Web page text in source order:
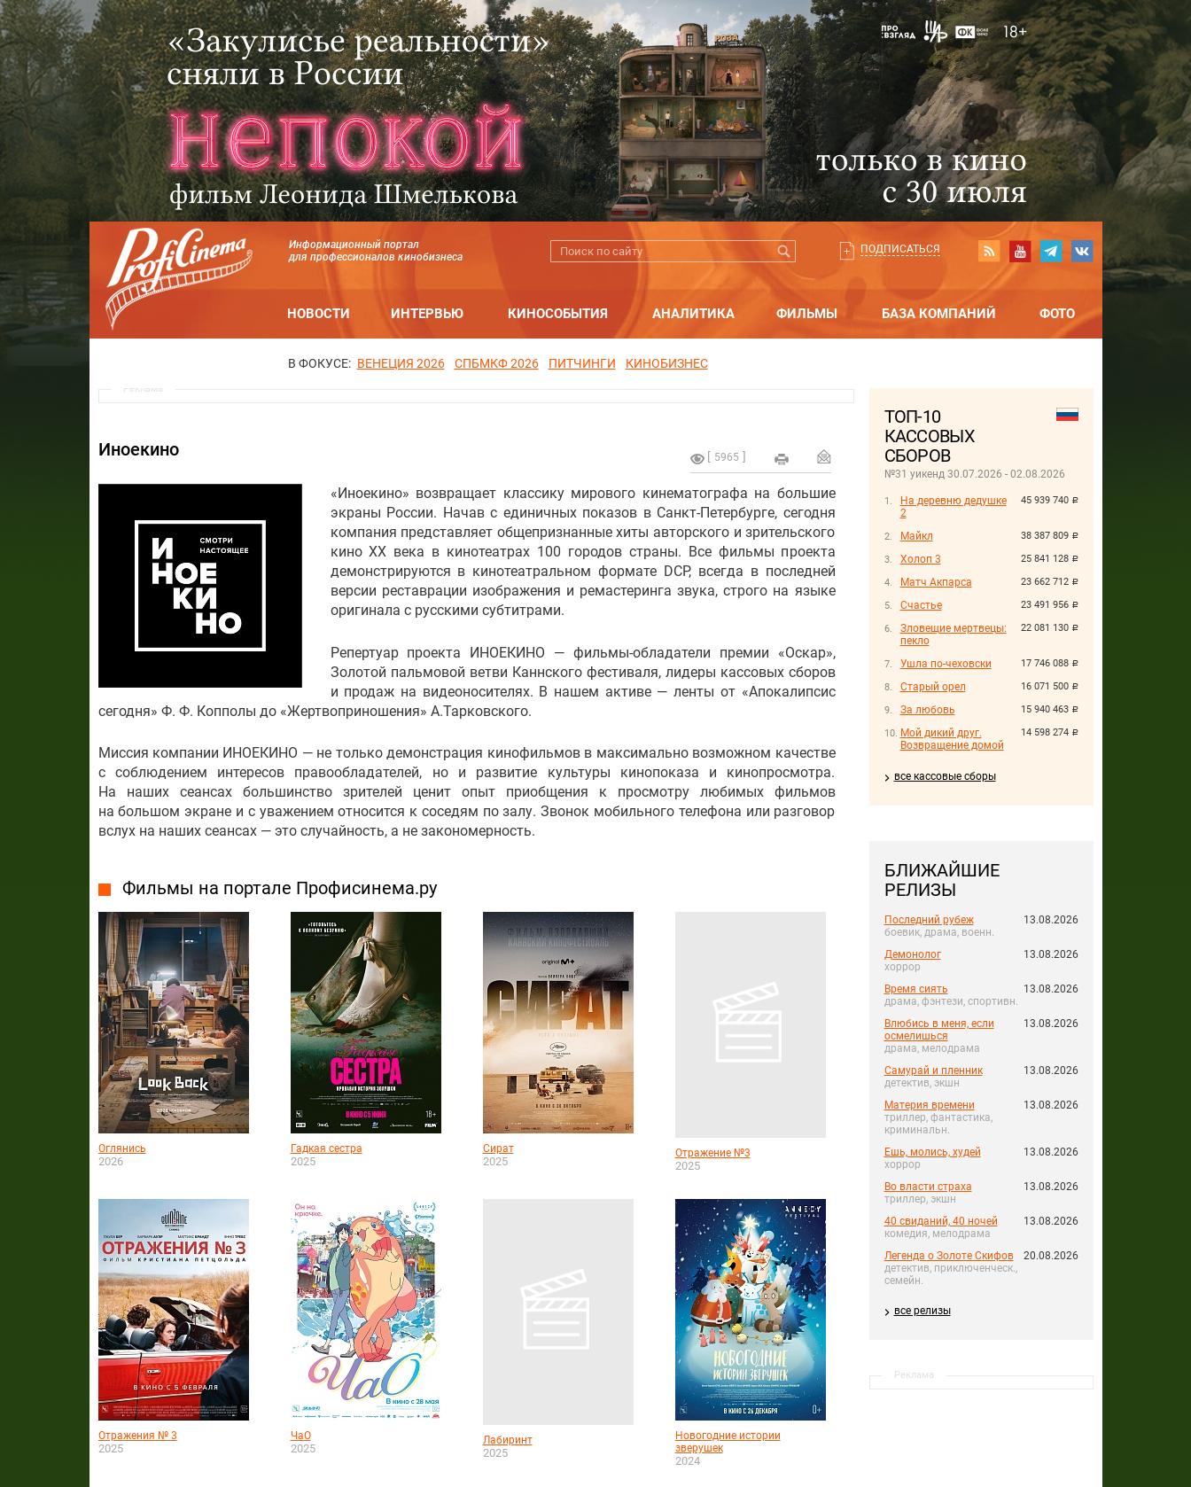
Информационный портал
для профессионалов кинобизнеса
ПОДПИСАТЬСЯ
НОВОСТИ ИНТЕРВЬЮ КИНОСОБЫТИЯ АНАЛИТИКА ФИЛЬМЫ БАЗА КОМПАНИЙ ФОТО
В ФОКУСЕ: ВЕНЕЦИЯ 2026 СПБМКФ 2026 ПИТЧИНГИ КИНОБИЗНЕС
ТОП-10
КАССОВЫХ
СБОРОВ
№31 уикенд 30.07.2026 - 02.08.2026
45 939 740 руб.
На деревню дедушке
2
38 387 809 руб.
Майкл
25 841 128 руб.
Холоп 3
23 662 712 руб.
Матч Акпарса
23 491 956 руб.
Счастье
22 081 130 руб.
Зловещие мертвецы:
пекло
17 746 088 руб.
Ушла по-чеховски
16 071 500 руб.
Старый орел
15 940 463 руб.
За любовь
14 598 274 руб.
Мой дикий друг.
Возвращение домой
все кассовые сборы
БЛИЖАЙШИЕ
РЕЛИЗЫ
Последний рубеж
боевик, драма, военн.
13.08.2026
Демонолог
хоррор
13.08.2026
Время сиять
драма, фэнтези, спортивн.
13.08.2026
Влюбись в меня, если
осмелишься
драма, мелодрама
13.08.2026
Самурай и пленник
детектив, экшн
13.08.2026
Материя времени
триллер, фантастика,
криминальн.
13.08.2026
Ешь, молись, худей
хоррор
13.08.2026
Во власти страха
триллер, экшн
13.08.2026
40 свиданий, 40 ночей
комедия, мелодрама
13.08.2026
Легенда о Золоте Скифов
детектив, приключенческ.,
семейн.
20.08.2026
все релизы
Реклама
Реклама
5965
Иноекино
«Иноекино» возвращает классику мирового кинематографа на большие
экраны России. Начав с единичных показов в Санкт-Петербурге, сегодня
компания представляет общепризнанные хиты авторского и зрительского
кино XX века в кинотеатрах 100 городов страны. Все фильмы проекта
демонстрируются в кинотеатральном формате DCP, всегда в последней
версии реставрации изображения и ремастеринга звука, строго на языке
оригинала с русскими субтитрами.
Репертуар проекта ИНОЕКИНО — фильмы-обладатели премии «Оскар»,
Золотой пальмовой ветви Каннского фестиваля, лидеры кассовых сборов
и продаж на видеоносителях. В нашем активе — ленты от «Апокалипсис
сегодня» Ф. Ф. Копполы до «Жертвоприношения» А.Тарковского.
Миссия компании ИНОЕКИНО — не только демонстрация кинофильмов в максимально возможном качестве
с соблюдением интересов правообладателей, но и развитие культуры кинопоказа и кинопросмотра.
На наших сеансах большинство зрителей ценит опыт приобщения к просмотру любимых фильмов
на большом экране и с уважением относится к соседям по залу. Звонок мобильного телефона или разговор
вслух на наших сеансах — это случайность, а не закономерность.
Фильмы на портале Профисинема.ру
Оглянись
2026
Гадкая сестра
2025
Сират
2025
Отражение №3
2025
Отражения № 3
2025
ЧаО
2025
Лабиринт
2025
Новогодние истории
зверушек
2024